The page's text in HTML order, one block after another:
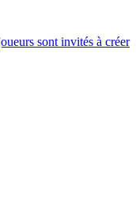
sont invités à créer